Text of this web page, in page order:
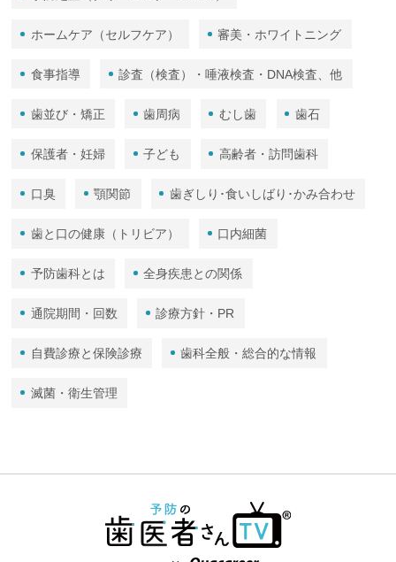
ホームケア（セルフケア） 審美・ホワイトニング
食事指導 診査（検査）・唾液検査・DNA検査、他
歯並び・矯正 歯周病 むし歯 歯石
保護者・妊婦 子ども 高齢者・訪問歯科
口臭 顎関節 歯ぎしり･食いしばり･かみ合わせ
歯と口の健康（トリビア） 口内細菌
予防歯科とは 全身疾患との関係
通院期間・回数 診療方針・PR
自費診療と保険診療 歯科全般・総合的な情報
滅菌・衛生管理